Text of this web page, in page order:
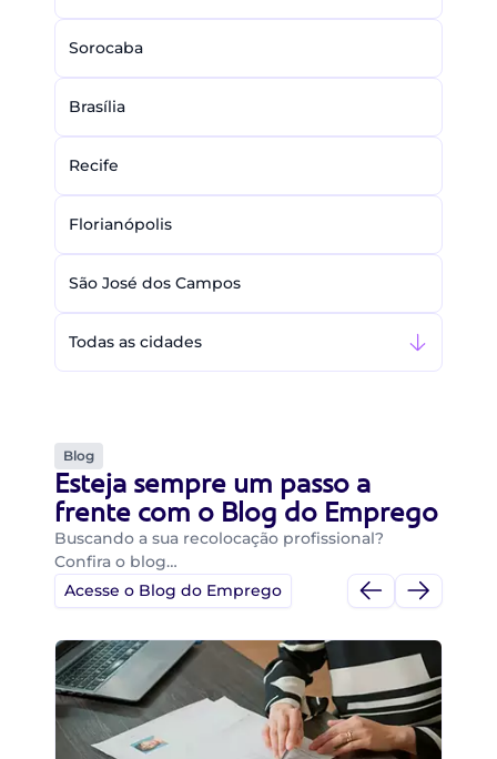
Sorocaba
Brasília
Recife
Florianópolis
São José dos Campos
Todas as cidades
Blog
Esteja sempre um passo a
frente com o Blog do Emprego
Buscando a sua recolocação profissional?
Confira o blog…
Acesse o Blog do Emprego